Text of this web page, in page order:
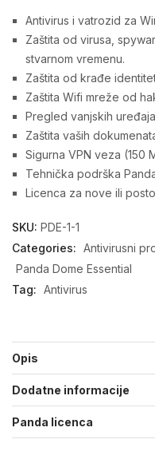
Antivirus i vatrozid za
Zaštita od virusa,
stvarnom vremenu.
Zaštita od krađe
Zaštita Wifi mreže od
Pregled vanjskih
Zaštita vaših
Sigurna VPN veza (150
Tehnička podrška
Licenca za nove ili
SKU: PDE-1-1
Categories: Antivirusni
Panda Dome Essential
Tag: Antivirus
Opis
Dodatne informacije
Panda licenca